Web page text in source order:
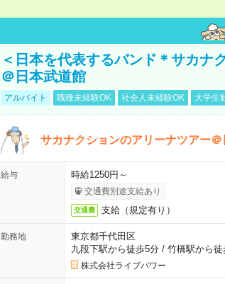
＜日本を代表するバンド＊サカナ
＠日本武道館
アルバイト 職種未経験OK 社会人未経験OK 大学生
サカナクションのアリーナツアー
給与 時給1250円～
交通費別途支給あり
交通費 支給（規定有り）
勤務地
東京都千代田区
九段下駅から徒歩5分/ 竹橋駅から徒
株式会社ライブパワー